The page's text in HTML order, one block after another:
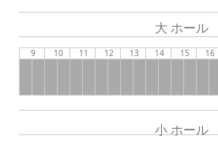
大 ホール
9 10 11 12 13 14 15 16
小 ホール